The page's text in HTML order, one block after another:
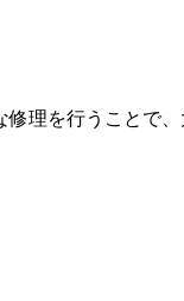
理を行うことで、